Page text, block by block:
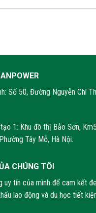
Số 50, Đường Nguyễn Chí
1: Khu đô thị Bảo Sơn,
Tây Mỗ, Hà Nội.
CHÚNG TÔI
uy tín của mình để cam kết
lao động và du học tiết